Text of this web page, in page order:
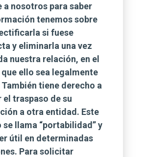
a nosotros para saber
tenemos sobre
si fuese
y eliminarla una vez
nuestra relación, en el
ello sea legalmente
tiene derecho a
traspaso de su
a otra entidad. Este
se llama “portabilidad” y
útil en determinadas
Para solicitar